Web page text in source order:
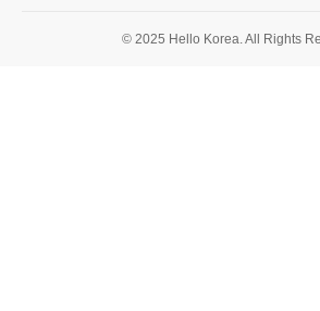
© 2025 Hello Korea. All Rights